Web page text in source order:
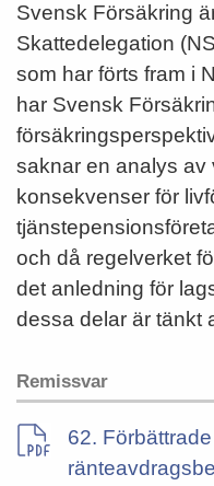
Svensk Försäkring
Skattedelegation
som har förts fram i
har Svensk
saknar en analys av
konsekvenser för
och då regelverket
det anledning för
dessa delar är tänkt
Remissvar
62. Förbättrade